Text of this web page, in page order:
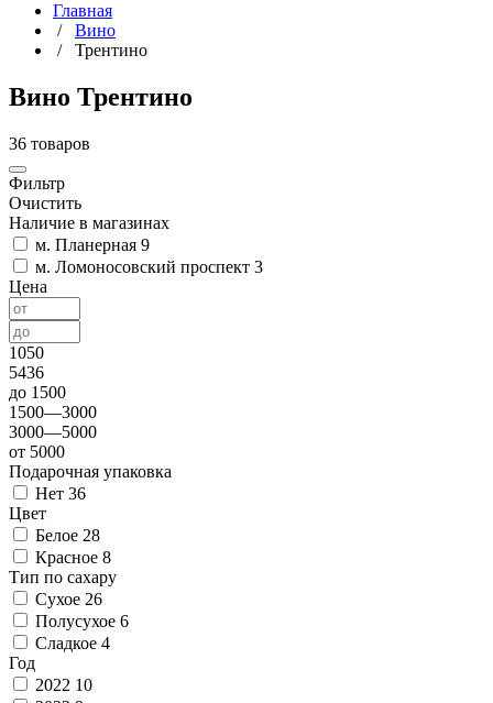
Главная
/ Вино
/ Трентино
Вино Трентино
36 товаров
Фильтр
Очистить
Наличие в магазинах
м. Планерная 9
м. Ломоносовский проспект 3
Цена
1050
5436
до 1500
1500—3000
3000—5000
от 5000
Подарочная упаковка
Нет 36
Цвет
Белое 28
Красное 8
Тип по сахару
Сухое 26
Полусухое 6
Сладкое 4
Год
2022 10